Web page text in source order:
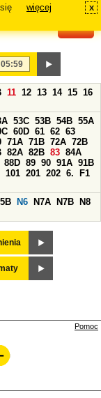
więcej x
11 12 13 14 15 16
53C 53B 54B 55A
60D 61 62 63
71A 71B 72A 72B
82A 82B 83 84A
88D 89 90 91A 91B
101 201 202 6.
F1
N6 N7A N7B
N8
Pomoc